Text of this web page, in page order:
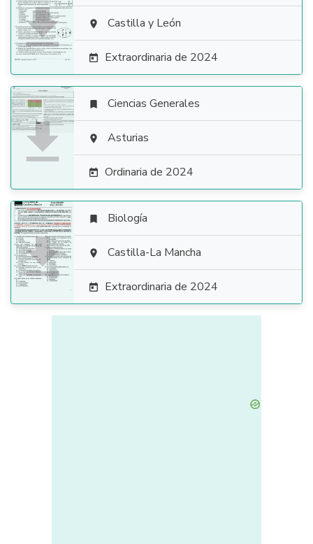
  Castilla y León
 Extraordinaria de 2024

 Ciencias Generales
 Asturias
 Ordinaria de 2024

 Biología
 Castilla-La Mancha
 Extraordinaria de 2024